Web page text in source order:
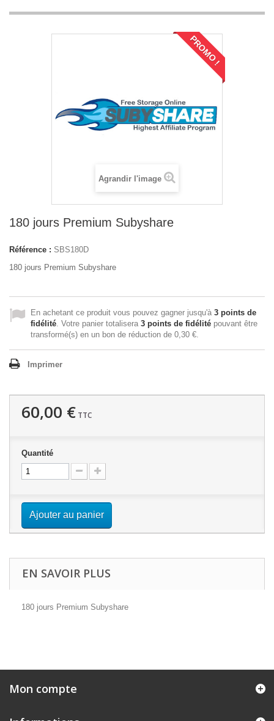
PROMO !
Agrandir l'image
180 jours Premium Subyshare
Référence : SBS180D
180 jours Premium Subyshare
En achetant ce produit vous pouvez gagner jusqu'à 3 points de
fidélité. Votre panier totalisera 3 points de fidélité pouvant être
transformé(s) en un bon de réduction de 0,30 €.
Imprimer
60,00 € TTC
Quantité
Ajouter au panier
EN SAVOIR PLUS
180 jours Premium Subyshare
Mon compte